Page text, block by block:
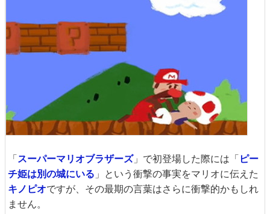
「スーパーマリオブラザーズ」で初登場した際には「 ピー
チ姫は別の城にいる 」という衝撃の事実をマリオに伝えた
キノピオですが、その最期の言葉はさらに衝撃的かもしれ
ません。